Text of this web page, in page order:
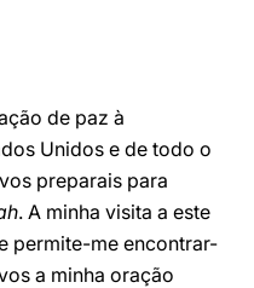
de paz à
Unidos e de todo o
preparais para
. A minha visita a este
permite-me encontrar-
a minha oração